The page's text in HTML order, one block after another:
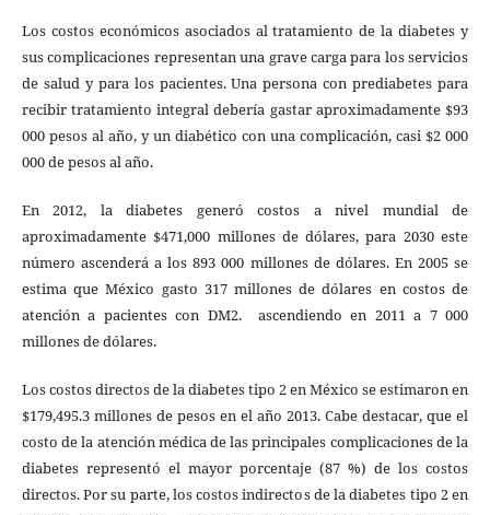
Los costos económicos asociados al tratamiento de la diabetes y
sus complicaciones representan una grave carga para los servicios
de salud y para los pacientes. Una persona con prediabetes para
recibir tratamiento integral debería gastar aproximadamente $93
000 pesos al año, y un diabético con una complicación, casi $2 000
000 de pesos al año.
En 2012, la diabetes generó costos a nivel mundial de
aproximadamente $471,000 millones de dólares, para 2030 este
número ascenderá a los 893 000 millones de dólares. En 2005 se
estima que México gasto 317 millones de dólares en costos de
atención a pacientes con DM2. ascendiendo en 2011 a 7 000
millones de dólares.
Los costos directos de la diabetes tipo 2 en México se estimaron en
$179,495.3 millones de pesos en el año 2013. Cabe destacar, que el
costo de la atención médica de las principales complicaciones de la
diabetes representó el mayor porcentaje (87 %) de los costos
directos. Por su parte, los costos indirectos de la diabetes tipo 2 en